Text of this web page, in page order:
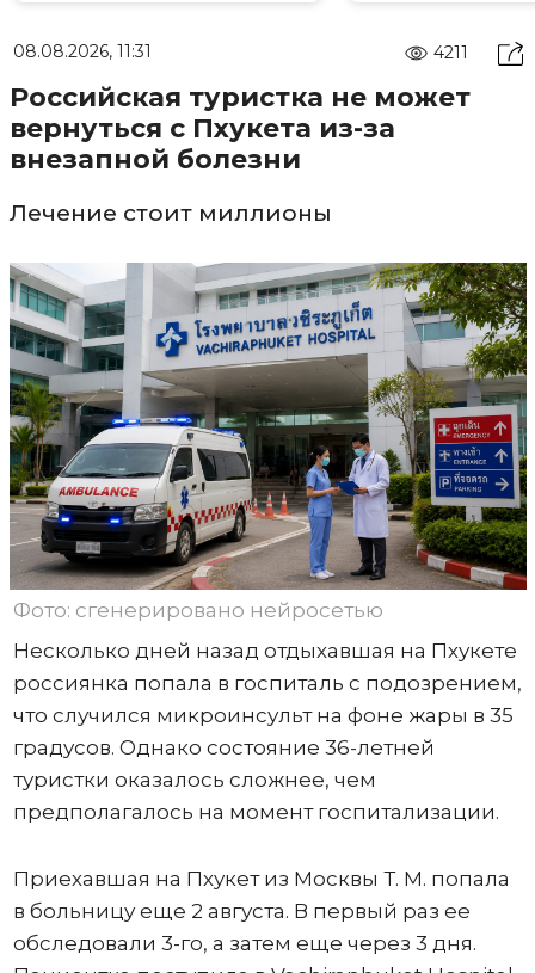
08.08.2026, 11:31 4211
Российская туристка не может
вернуться с Пхукета из-за
внезапной болезни
Лечение стоит миллионы
Фото: сгенерировано нейросетью
Несколько дней назад отдыхавшая на Пхукете
россиянка попала в госпиталь с подозрением,
что случился микроинсульт на фоне жары в 35
градусов. Однако состояние 36-летней
туристки оказалось сложнее, чем
предполагалось на момент госпитализации.
Приехавшая на Пхукет из Москвы Т. М. попала
в больницу еще 2 августа. В первый раз ее
обследовали 3-го, а затем еще через 3 дня.